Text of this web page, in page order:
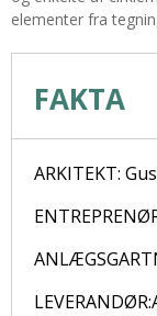
elementer fra
FAKTA
ARKITEKT: